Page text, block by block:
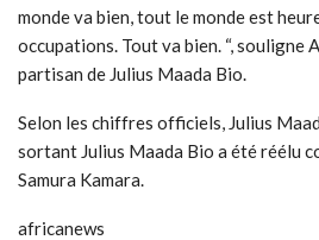
monde va bien, tout le monde est
occupations. Tout va bien. “, souligne
partisan de Julius Maada Bio.
Selon les chiffres officiels, Julius
sortant Julius Maada Bio a été réélu
Samura Kamara.
africanews